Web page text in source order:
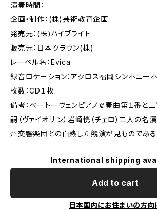
演奏時間：
企画・制作：(株)芸術教育企画
発売元：(株)ハイブライト
販売元：日本クラウン(株)
レーベル名：Evica
録音ロケーション：アクロス福岡シンホニー
枚数：CD１枚
備考：ベートーヴェンピアノ協奏曲第１番と
嗣（ヴァイオリ ン）岩崎恍（チェロ）二人の名
州交響楽団との白熱した競演が見ものである
International shipping
Add to cart
日本国内にお住まいの方向